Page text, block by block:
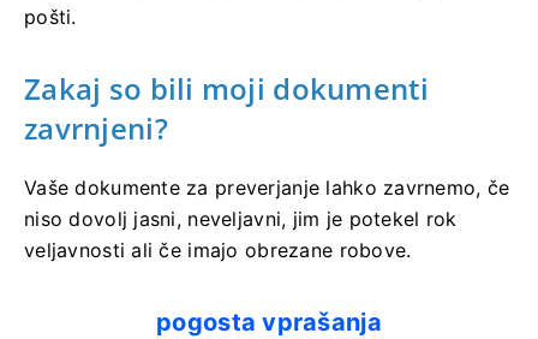
pošti.
Zakaj so bili moji dokumenti
zavrnjeni?
Vaše dokumente za preverjanje lahko zavrnemo, če
niso dovolj jasni, neveljavni, jim je potekel rok
veljavnosti ali če imajo obrezane robove.
pogosta vprašanja